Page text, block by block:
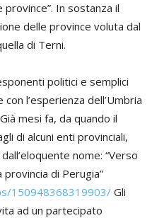
In sostanza il
delle province voluta dal
di Terni.
politici e semplici
l’esperienza dell’Umbria
mesi fa, da quando il
di alcuni enti provinciali,
nome: “Verso
di Perugia”
150948368319903/ Gli
ad un partecipato